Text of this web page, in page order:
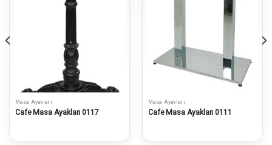
Masa Ayakları
Cafe Masa Ayakları 0117
Masa Ayakları
Cafe Masa Ayakları 0111
İncelediğiniz ürünün bilgilerini
gönderin